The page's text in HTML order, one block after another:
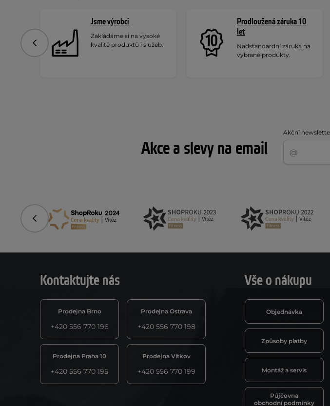
Jsme výrobci
Zakládáme si na vysoké
kvalitě produktů i služeb.
Prodloužená záruka 10
let
Nadstandardní záruka na
vybrané produkty.
Předchozí
Akce a slevy na email
Akční
Předchozí
Kontaktujte nás
Prodejna Brno
+420 556 770 196
Prodejna Ostrava
+420 556 770 198
Prodejna Praha 10
+420 556 770 195
Prodejna Vítkov
+420 556 770 199
Vše o nákupu
Objednávka
Způsoby platby
Montáž a servis
Půjčovna
obchodní podmínky